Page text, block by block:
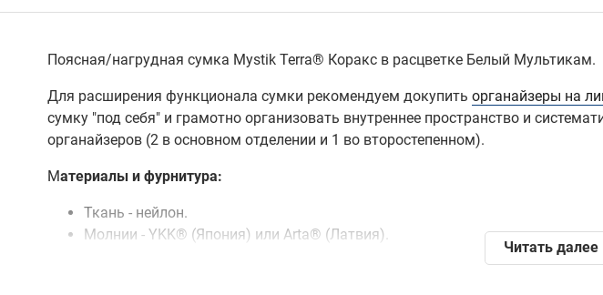
Поясная/нагрудная сумка Mystik Terra® Коракс в расцветке Белый Мультикам.
Для расширения функционала сумки рекомендуем докупить органайзеры на
сумку "под себя" и грамотно организовать внутреннее пространство и
органайзеров (2 в основном отделении и 1 во второстепенном).
Материалы и фурнитура:
Ткань - нейлон.
Молнии - YKK® (Япония) или Arta® (Латвия).
Пластиковая фурнитура (фастексы, пряжки) - Woojin/Duraflex® (Южная
Читать далее